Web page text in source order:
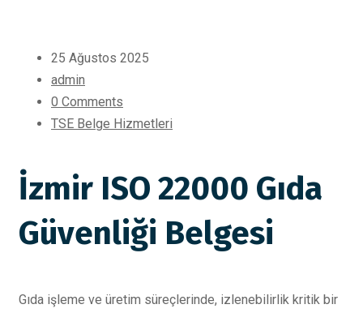
25 Ağustos 2025
admin
0 Comments
TSE Belge Hizmetleri
İzmir ISO 22000 Gıda
Güvenliği Belgesi
Gıda işleme ve üretim süreçlerinde, izlenebilirlik kritik bir